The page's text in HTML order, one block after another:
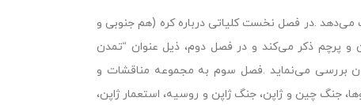
.در فصل نخست کلیاتی درباره کره (هم جنوبی و
و پرچم ذکر می‌کند و در فصل دوم، ذیل عنوان “تمدن
بررسی می‌نماید .فصل سوم به مجموعه مناقشات و
جنگ چین و ژاپن، جنگ ژاپن و روسیه، استعمار ژاپن،